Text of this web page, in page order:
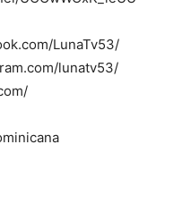
LunaTv53/
lunatv53/